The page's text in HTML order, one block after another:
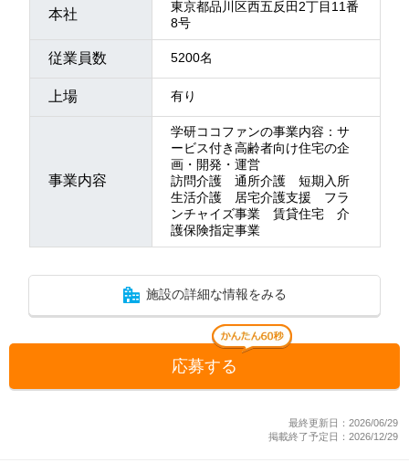
本社
東京都品川区西五反田2丁目11番
8号
従業員数 5200名
上場 有り
事業内容
学研ココファンの事業内容：サ
ービス付き高齢者向け住宅の企
画・開発・運営
訪問介護 通所介護 短期入所
生活介護 居宅介護支援 フラ
ンチャイズ事業 賃貸住宅 介
護保険指定事業
施設の詳細な情報をみる
応募する
最終更新日：2026/06/29
掲載終了予定日：2026/12/29